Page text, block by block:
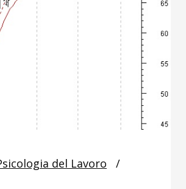
del Lavoro